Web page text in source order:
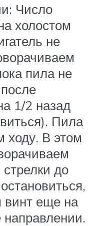
Число
холостом
не
пила не
1/2 назад
Пила
ходу. В этом
до
винт еще на